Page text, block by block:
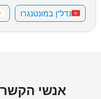
נדל"ן במונטנגרו
אנשי הקשר